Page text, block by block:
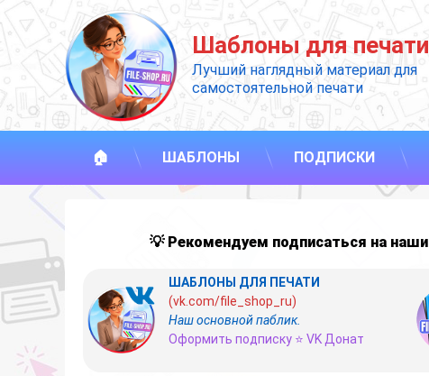
Перейти
к
содержимому
Шаблоны для печати
Лучший наглядный материал для
самостоятельной печати
🏠 ШАБЛОНЫ ПОДПИСКИ
💡 Рекомендуем подписаться на наши
ШАБЛОНЫ ДЛЯ ПЕЧАТИ
(vk.com/file_shop_ru)
Наш основной паблик.
Оформить подписку ⭐ VK Донат